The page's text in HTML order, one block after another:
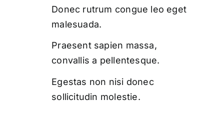
Donec rutrum congue leo eget
malesuada.
Praesent sapien massa,
convallis a pellentesque.
Egestas non nisi donec
sollicitudin molestie.